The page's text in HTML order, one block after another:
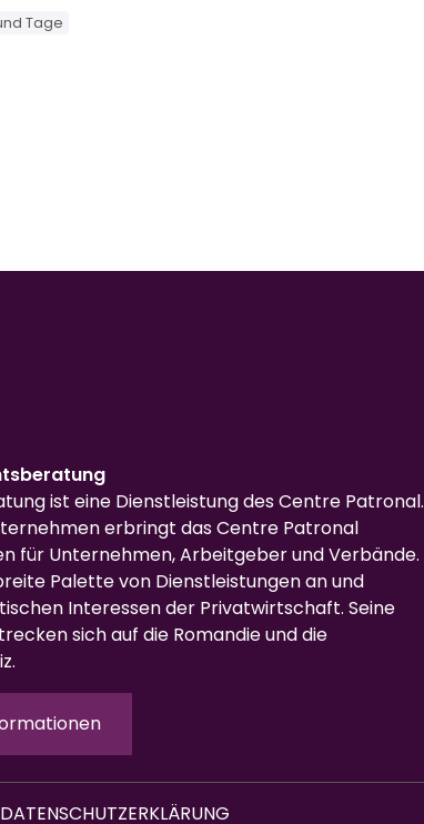
Tage
ist eine Dienstleistung des Centre Patronal.
erbringt das Centre Patronal
für Unternehmen, Arbeitgeber und Verbände.
Palette von Dienstleistungen an und
Interessen der Privatwirtschaft. Seine
sich auf die Romandie und die
DATENSCHUTZERKLÄRUNG